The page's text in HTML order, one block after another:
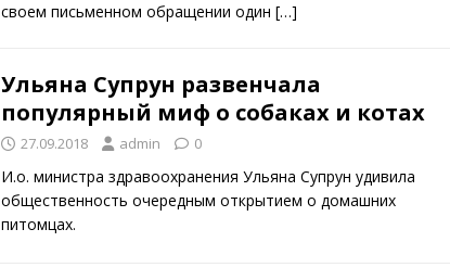
своем письменном обращении один […]
Ульяна Супрун развенчала
популярный миф о собаках и котах
27.09.2018 admin 0
И.о. министра здравоохранения Ульяна Супрун удивила
общественность очередным открытием о домашних
питомцах.